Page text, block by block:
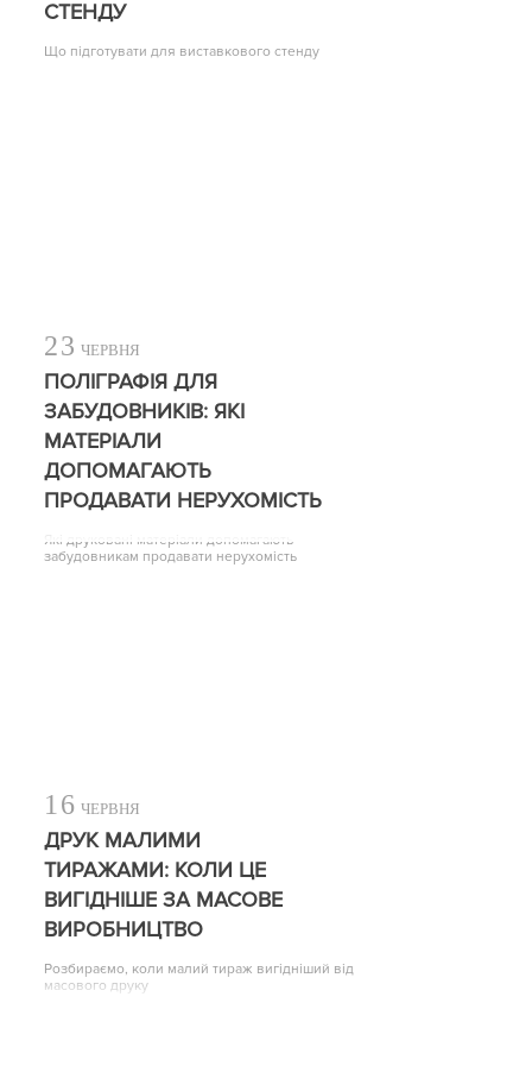
СТЕНДУ
Що підготувати для виставкового стенду
23 ЧЕРВНЯ
ПОЛІГРАФІЯ ДЛЯ
ЗАБУДОВНИКІВ: ЯКІ
МАТЕРІАЛИ
ДОПОМАГАЮТЬ
ПРОДАВАТИ НЕРУХОМІСТЬ
Які друковані матеріали допомагають
забудовникам продавати нерухомість
16 ЧЕРВНЯ
ДРУК МАЛИМИ
ТИРАЖАМИ: КОЛИ ЦЕ
ВИГІДНІШЕ ЗА МАСОВЕ
ВИРОБНИЦТВО
Розбираємо, коли малий тираж вигідніший від
масового друку